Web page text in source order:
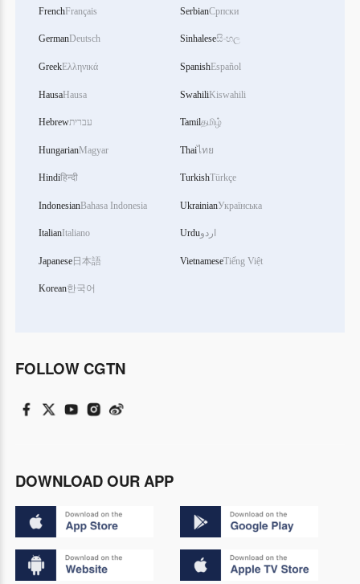
FrenchFrançais
GermanDeutsch
GreekΕλληνικά
HausaHausa
Hebrewעברית
HungarianMagyar
Hindiहिन्दी
IndonesianBahasa Indonesia
ItalianItaliano
Japanese日本語
Korean한국어
SerbianСрпски
Sinhaleseසිංහල
SpanishEspañol
SwahiliKiswahili
Tamilதமிழ்
Thaiไทย
TurkishTürkçe
UkrainianУкраїнська
Urduاردو
VietnameseTiếng Việt
FOLLOW CGTN
DOWNLOAD OUR APP